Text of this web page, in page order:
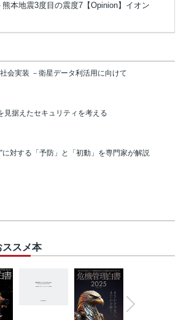
本地震3度目の震度7【Opinion】イオン
会実装 －衛星データ利活用に向けて
見据えたセキュリティを考える
に対する「予防」と「初動」を専門家が解説
スメ本